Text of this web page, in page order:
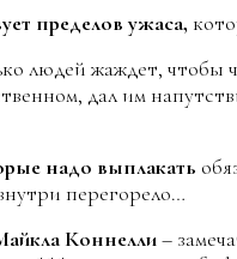
пределов ужаса,
людей жаждет, чтобы
дал им
надо выплакать
перегорело…
Коннелли–